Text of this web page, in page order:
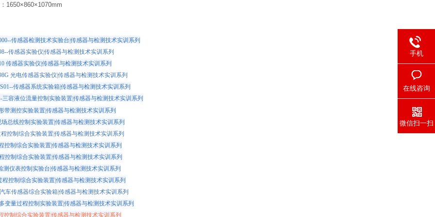
1650×860×1070mm
传感器检测技术实验台|传感器与检测技术实训系列
传感器实验仪|传感器与检测技术实训系列
传感器实验仪|传感器与检测技术实训系列
光电传感器实验仪|传感器与检测技术实训系列
传感器系统实验箱|传感器与检测技术实训系列
三容液位流量控制实验装置|传感器与检测技术实训系列
带测控实验装置|传感器与检测技术实训系列
总线控制实验装置|传感器与检测技术实训系列
控制综合实验装置|传感器与检测技术实训系列
控制综合实验装置|传感器与检测技术实训系列
控制综合实验装置|传感器与检测技术实训系列
测仪表控制实验台|传感器与检测技术实训系列
程控制综合实验装置|传感器与检测技术实训系列
车传感器综合实验箱|传感器与检测技术实训系列
变量过程控制实验装置|传感器与检测技术实训系列
控制综合实验装置|传感器与检测技术实训系列
手机
在线咨询
微信扫一扫